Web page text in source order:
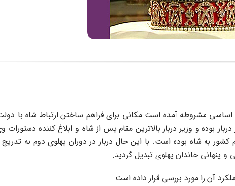
اساسی مشروطه آمده است مکانی برای فراهم ساختن ارتباط شاه با
بوده و وزیر دربار بالاترین مقام پس از شاه و ابلاغ کننده دستورات
کشور به شاه بوده است. با این حال دربار در دوران پهلوی دوم به تدریج
و پنهانی خاندان پهلوی تبدیل گردید.
آن را مورد بررسی قرار داده است